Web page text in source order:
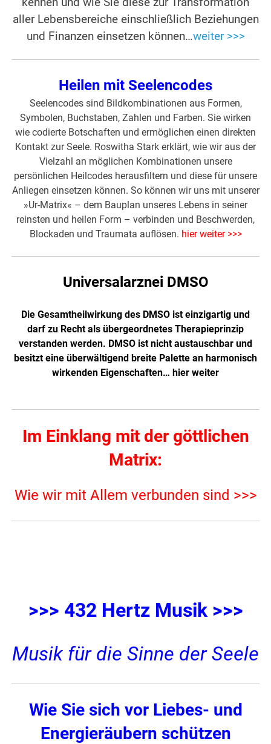
aller Lebensbereiche einschließlich Beziehungen
und Finanzen einsetzen können…weiter >>>
Heilen mit Seelencodes
Seelencodes sind Bildkombinationen aus Formen,
Symbolen, Buchstaben, Zahlen und Farben. Sie wirken
wie codierte Botschaften und ermöglichen einen direkten
Kontakt zur Seele. Roswitha Stark erklärt, wie wir aus der
Vielzahl an möglichen Kombinationen unsere
persönlichen Heilcodes herausfiltern und diese für unsere
Anliegen einsetzen können. So können wir uns mit unserer
»Ur-Matrix« – dem Bauplan unseres Lebens in seiner
reinsten und heilen Form – verbinden und Beschwerden,
Blockaden und Traumata auflösen. hier weiter >>>
Universalarznei DMSO
Die Gesamtheilwirkung des DMSO ist einzigartig und
darf zu Recht als übergeordnetes Therapieprinzip
verstanden werden. DMSO ist nicht austauschbar und
besitzt eine überwältigend breite Palette an harmonisch
wirkenden Eigenschaften… hier weiter
Im Einklang mit der göttlichen
Matrix:
Wie wir mit Allem verbunden sind >>>
>>> 432 Hertz Musik >>>
Musik für die Sinne der Seele
Wie Sie sich vor Liebes- und
Energieräubern schützen